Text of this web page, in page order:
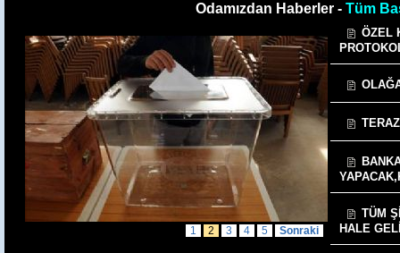
Odamızdan Haberler - Tüm
1 2 3 4 5 Sonraki
ÖZEL
TÜM
HALE